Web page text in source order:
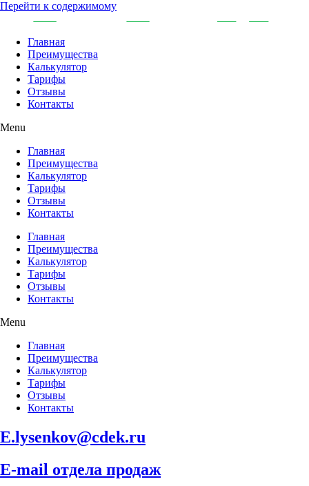
Перейти к содержимому
Главная
Преимущества
Калькулятор
Тарифы
Отзывы
Контакты
Menu
Главная
Преимущества
Калькулятор
Тарифы
Отзывы
Контакты
Главная
Преимущества
Калькулятор
Тарифы
Отзывы
Контакты
Menu
Главная
Преимущества
Калькулятор
Тарифы
Отзывы
Контакты
E.lysenkov@cdek.ru
E-mail отдела продаж